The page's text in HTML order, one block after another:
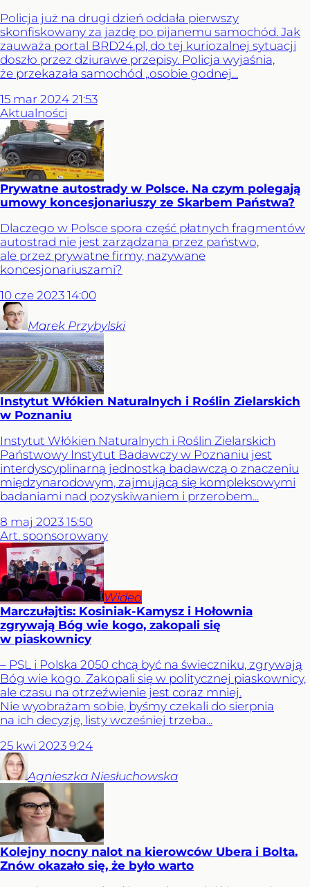
Policja już na drugi dzień oddała pierwszy
skonfiskowany za jazdę po pijanemu samochód. Jak
zauważa portal BRD24.pl, do tej kuriozalnej sytuacji
doszło przez dziurawe przepisy. Policja wyjaśnia,
że przekazała samochód „osobie godnej...
15 mar 2024 21:53
Aktualności
Prywatne autostrady w Polsce. Na czym polegają
umowy koncesjonariuszy ze Skarbem Państwa?
Dlaczego w Polsce spora część płatnych fragmentów
autostrad nie jest zarządzana przez państwo,
ale przez prywatne firmy, nazywane
koncesjonariuszami?
10 cze 2023 14:00
Marek Przybylski
Instytut Włókien Naturalnych i Roślin Zielarskich
w Poznaniu
Instytut Włókien Naturalnych i Roślin Zielarskich
Państwowy Instytut Badawczy w Poznaniu jest
interdyscyplinarną jednostką badawczą o znaczeniu
międzynarodowym, zajmującą się kompleksowymi
badaniami nad pozyskiwaniem i przerobem...
8 maj 2023 15:50
Art. sponsorowany
Wideo
Marczułajtis: Kosiniak-Kamysz i Hołownia
zgrywają Bóg wie kogo, zakopali się
w piaskownicy
– PSL i Polska 2050 chcą być na świeczniku, zgrywają
Bóg wie kogo. Zakopali się w politycznej piaskownicy,
ale czasu na otrzeźwienie jest coraz mniej.
Nie wyobrażam sobie, byśmy czekali do sierpnia
na ich decyzję, listy wcześniej trzeba...
25 kwi 2023 9:24
Agnieszka Niesłuchowska
Kolejny nocny nalot na kierowców Ubera i Bolta.
Znów okazało się, że było warto